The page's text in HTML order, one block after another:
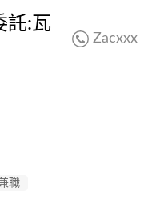
託:瓦
Zacxxx
職